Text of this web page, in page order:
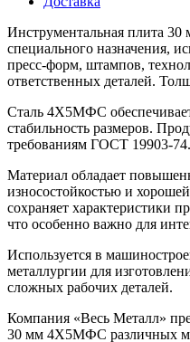
Инструментальная плита
специального назначения,
пресс-форм, штампов,
ответственных деталей.
Сталь 4Х5МФС
стабильность размеров.
требованиям ГОСТ 19903-74.
Материал обладает
износостойкостью и
сохраняет характеристики
что особенно важно для
Используется в
металлургии для
сложных рабочих деталей.
Компания «Весь Металл»
30 мм 4Х5МФС различных